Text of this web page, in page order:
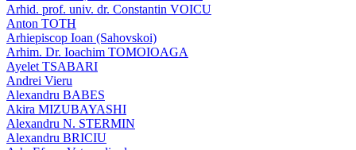
Arhid. prof. univ. dr. Constantin VOICU
Anton TOTH
Arhiepiscop Ioan (Sahovskoi)
Arhim. Dr. Ioachim TOMOIOAGA
Ayelet TSABARI
Andrei Vieru
Alexandru BABES
Akira MIZUBAYASHI
Alexandru N. STERMIN
Alexandru BRICIU